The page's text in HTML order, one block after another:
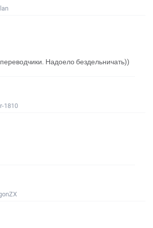
Надоело бездельничать))
1810